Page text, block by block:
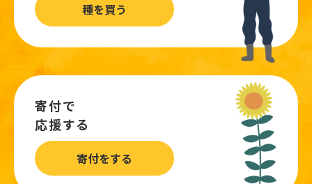
種を買う
寄付で
応援する
寄付をする